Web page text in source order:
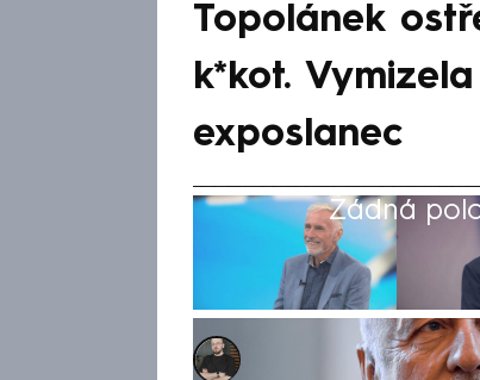
Topolánek
k*kot.
exposlanec
Žádná
Marek Pausz
Akt. 27. bře 2025, 14:18• 27. bře 2025,